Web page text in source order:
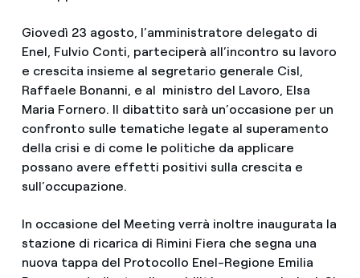
Giovedì 23 agosto, l’amministratore delegato di
Enel, Fulvio Conti, parteciperà all’incontro su lavoro
e crescita insieme al segretario generale Cisl,
Raffaele Bonanni, e al ministro del Lavoro, Elsa
Maria Fornero. Il dibattito sarà un’occasione per un
confronto sulle tematiche legate al superamento
della crisi e di come le politiche da applicare
possano avere effetti positivi sulla crescita e
sull’occupazione.
In occasione del Meeting verrà inoltre inaugurata la
stazione di ricarica di Rimini Fiera che segna una
nuova tappa del Protocollo Enel-Regione Emilia